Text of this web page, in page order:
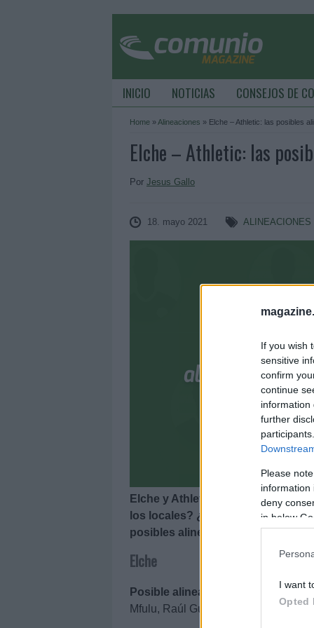
If you wish
sensitive
confirm
continue
information
further
Please
information
deny
in below
I want
Opted
INICIO NOTICIAS CONSEJOS DE
Home »Alineaciones » Elche – Athletic: las posibles
Elche – Athletic: las
Por Jesus Gallo
18. mayo 2021 ALINEACIONES
Elche y Athletic se enfrentan el
los locales? ¿Con qué alineación
posibles alineaciones del Elche-
Elche
Posible alineación
: Gazzaniga –
Mfulu, Raúl Guti, Pere Milla – Guido